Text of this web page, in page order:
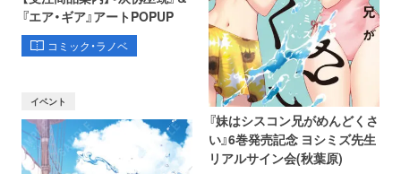
『エア・ギア』アートPOPUP
コミック・ラノベ
『妹はシスコン兄がめんどくさ
い』6巻発売記念 ヨシミズ先生
リアルサイン会(秋葉原)
イベント